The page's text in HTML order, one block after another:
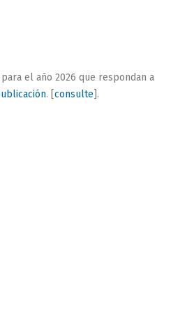
el año 2026 que respondan a
. [ consulte ].